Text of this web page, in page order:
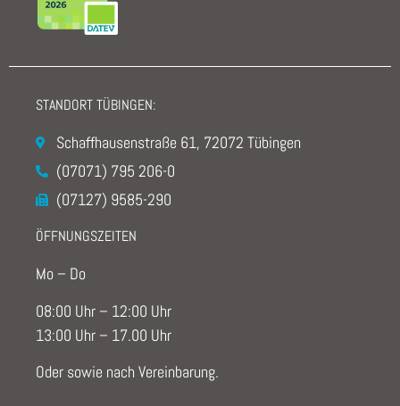
STANDORT TÜBINGEN:
Schaffhausenstraße 61, 72072 Tübingen
(07071) 795 206-0
(07127) 9585-290
ÖFFNUNGSZEITEN
Mo – Do
08:00 Uhr – 12:00 Uhr
13:00 Uhr – 17.00 Uhr
Oder sowie nach Vereinbarung.